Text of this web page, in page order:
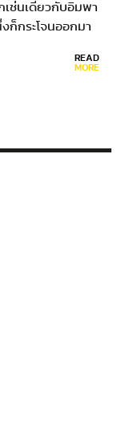
ช่นเดียวกับอิมพา
ก็กระโจนออกมา
วก็ตาม แต่เทคนิค
READ
MORE